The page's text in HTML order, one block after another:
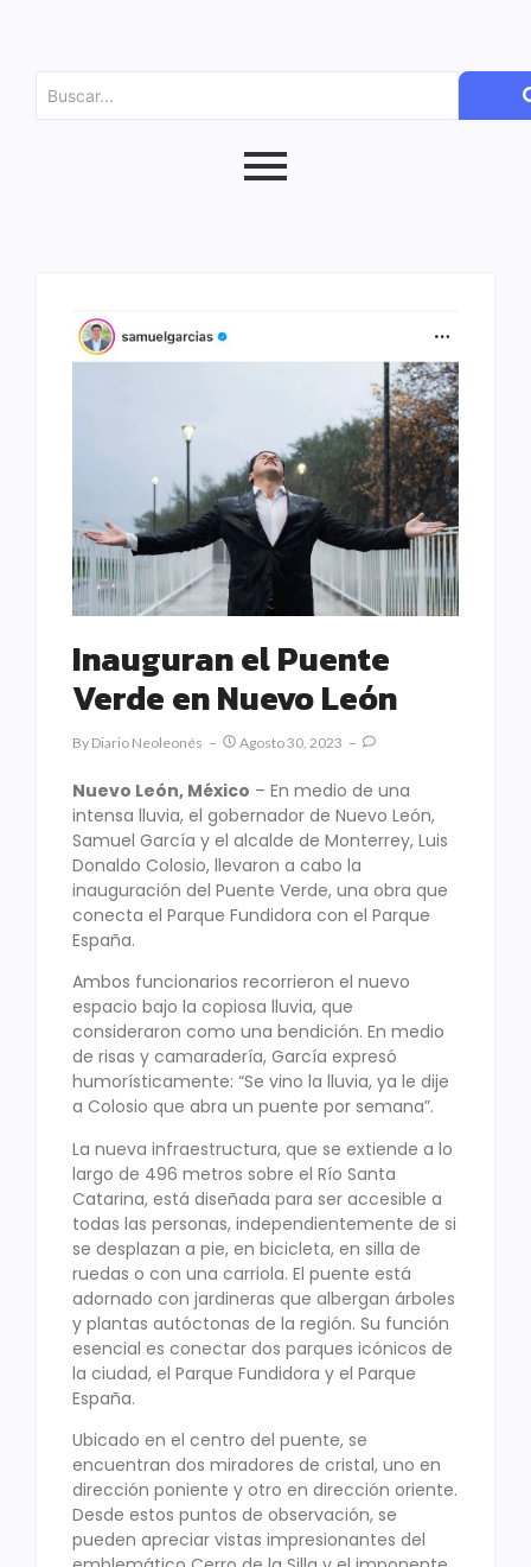
Inauguran el Puente
Verde en Nuevo León
By Diario Neoleonés Agosto 30, 2023
Nuevo León, México – En medio de una
intensa lluvia, el gobernador de Nuevo León,
Samuel García y el alcalde de Monterrey, Luis
Donaldo Colosio, llevaron a cabo la
inauguración del Puente Verde, una obra que
conecta el Parque Fundidora con el Parque
España.
Ambos funcionarios recorrieron el nuevo
espacio bajo la copiosa lluvia, que
consideraron como una bendición. En medio
de risas y camaradería, García expresó
humorísticamente: “Se vino la lluvia, ya le dije
a Colosio que abra un puente por semana”.
La nueva infraestructura, que se extiende a lo
largo de 496 metros sobre el Río Santa
Catarina, está diseñada para ser accesible a
todas las personas, independientemente de si
se desplazan a pie, en bicicleta, en silla de
ruedas o con una carriola. El puente está
adornado con jardineras que albergan árboles
y plantas autóctonas de la región. Su función
esencial es conectar dos parques icónicos de
la ciudad, el Parque Fundidora y el Parque
España.
Ubicado en el centro del puente, se
encuentran dos miradores de cristal, uno en
dirección poniente y otro en dirección oriente.
Desde estos puntos de observación, se
pueden apreciar vistas impresionantes del